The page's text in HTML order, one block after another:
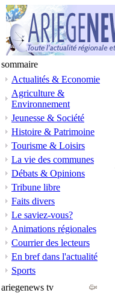
sommaire
Actualités & Economie
Agriculture &
Environnement
Jeunesse & Société
Histoire & Patrimoine
Tourisme & Loisirs
La vie des communes
Débats & Opinions
Tribune libre
Faits divers
Le saviez-vous?
Animations régionales
Courrier des lecteurs
En bref dans l'actualité
Sports
ariegenews tv